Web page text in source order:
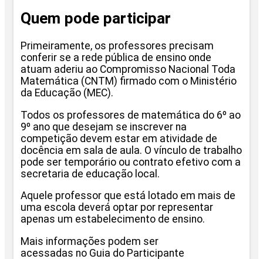
Quem pode participar
Primeiramente, os professores precisam
conferir se a rede pública de ensino onde
atuam aderiu ao Compromisso Nacional Toda
Matemática (CNTM) firmado com o Ministério
da Educação (MEC).
Todos os professores de matemática do 6º ao
9º ano que desejam se inscrever na
competição devem estar em atividade de
docência em sala de aula. O vínculo de trabalho
pode ser temporário ou contrato efetivo com a
secretaria de educação local.
Aquele professor que está lotado em mais de
uma escola deverá optar por representar
apenas um estabelecimento de ensino.
Mais informações podem ser
acessadas no Guia do Participante